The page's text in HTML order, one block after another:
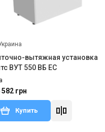
вытяжная установка
ВУТ 550 ВБ ЕС
582 грн
Купить